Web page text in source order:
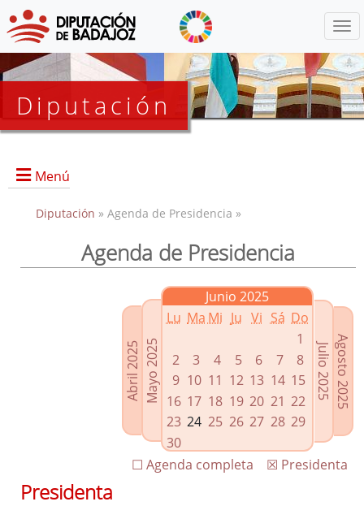
Diputación
Menú
Presidencia
Enlaces relacionados
Agenda de Presidencia
Plenos provinciales y Juntas de gobierno
Oficina de Proyectos Europeos
Diputación » Agenda de Presidencia »
Agenda de Presidencia
Abril 2025Mayo 2025
Junio 2025
Lu Ma Mi Ju Vi Sá Do
1
2
3 4 5 6 7
8
9 10 11 12 13 14 15
16 17 18 19 20 21 22
23 24 25 26 27 28 29
30
Agosto 2025
Julio 2025
☒ Presidenta
☐ Agenda completa
Presidenta